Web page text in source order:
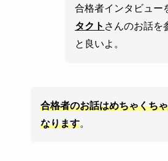
合格者インタビュー
タクト さんのお話を
と良いよ。
合格者のお話はめちゃくち
なります。